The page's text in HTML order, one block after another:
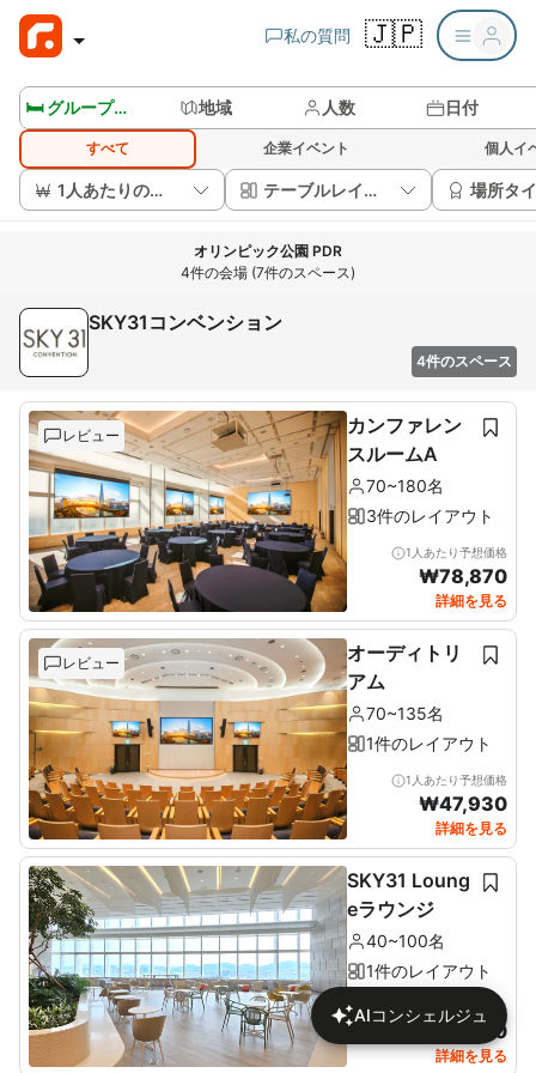
私の質問 🇯🇵
🛏️ グループルームを見る 地域 人数 日付
すべて 企業イベント 個人イ
1人あたりの価格 テーブルレイアウト 場所タ
オリンピック公園 PDR
4件の会場 (7件のスペース)
SKY31コンベンション
4件のスペース
レビュー
カンファレン
スルームA
70~180名
3件のレイアウト
1人あたり予想価格
₩78,870
詳細を見る
レビュー
オーディトリ
アム
70~135名
1件のレイアウト
1人あたり予想価格
₩47,930
詳細を見る
SKY31 Loung
eラウンジ
40~100名
1件のレイアウト
1人あたり予想価格
18,260
詳細を見る
AIコンシェルジュ